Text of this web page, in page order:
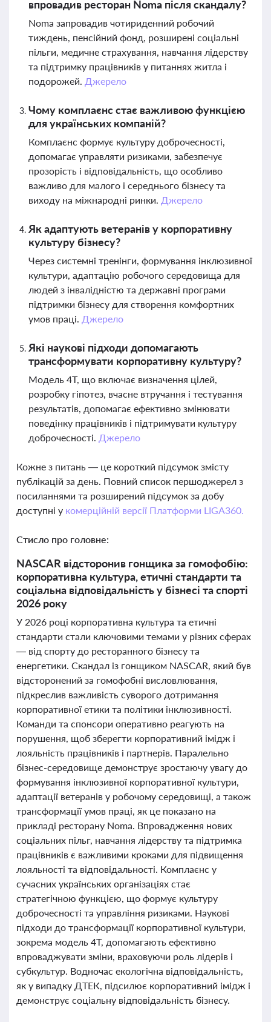
впровадив ресторан Noma після скандалу?
Noma запровадив чотириденний робочий
тиждень, пенсійний фонд, розширені соціальні
пільги, медичне страхування, навчання лідерству
та підтримку працівників у питаннях житла і
подорожей. Джерело
Чому комплаєнс стає важливою функцією
для українських компаній?
Комплаєнс формує культуру доброчесності,
допомагає управляти ризиками, забезпечує
прозорість і відповідальність, що особливо
важливо для малого і середнього бізнесу та
виходу на міжнародні ринки. Джерело
Як адаптують ветеранів у корпоративну
культуру бізнесу?
Через системні тренінги, формування інклюзивної
культури, адаптацію робочого середовища для
людей з інвалідністю та державні програми
підтримки бізнесу для створення комфортних
умов праці. Джерело
Які наукові підходи допомагають
трансформувати корпоративну культуру?
Модель 4Т, що включає визначення цілей,
розробку гіпотез, вчасне втручання і тестування
результатів, допомагає ефективно змінювати
поведінку працівників і підтримувати культуру
доброчесності. Джерело
Кожне з питань — це короткий підсумок змісту
публікацій за день. Повний список першоджерел з
посиланнями та розширений підсумок за добу
доступні у комерційній версії Платформи LIGA360.
Стисло про головне:
NASCAR відсторонив гонщика за гомофобію:
корпоративна культура, етичні стандарти та
соціальна відповідальність у бізнесі та спорті
2026 року
У 2026 році корпоративна культура та етичні
стандарти стали ключовими темами у різних сферах
— від спорту до ресторанного бізнесу та
енергетики. Скандал із гонщиком NASCAR, який був
відсторонений за гомофобні висловлювання,
підкреслив важливість суворого дотримання
корпоративної етики та політики інклюзивності.
Команди та спонсори оперативно реагують на
порушення, щоб зберегти корпоративний імідж і
лояльність працівників і партнерів. Паралельно
бізнес-середовище демонструє зростаючу увагу до
формування інклюзивної корпоративної культури,
адаптації ветеранів у робочому середовищі, а також
трансформації умов праці, як це показано на
прикладі ресторану Noma. Впровадження нових
соціальних пільг, навчання лідерству та підтримка
працівників є важливими кроками для підвищення
лояльності та відповідальності. Комплаєнс у
сучасних українських організаціях стає
стратегічною функцією, що формує культуру
доброчесності та управління ризиками. Наукові
підходи до трансформації корпоративної культури,
зокрема модель 4Т, допомагають ефективно
впроваджувати зміни, враховуючи роль лідерів і
субкультур. Водночас екологічна відповідальність,
як у випадку ДТЕК, підсилює корпоративний імідж і
демонструє соціальну відповідальність бізнесу.